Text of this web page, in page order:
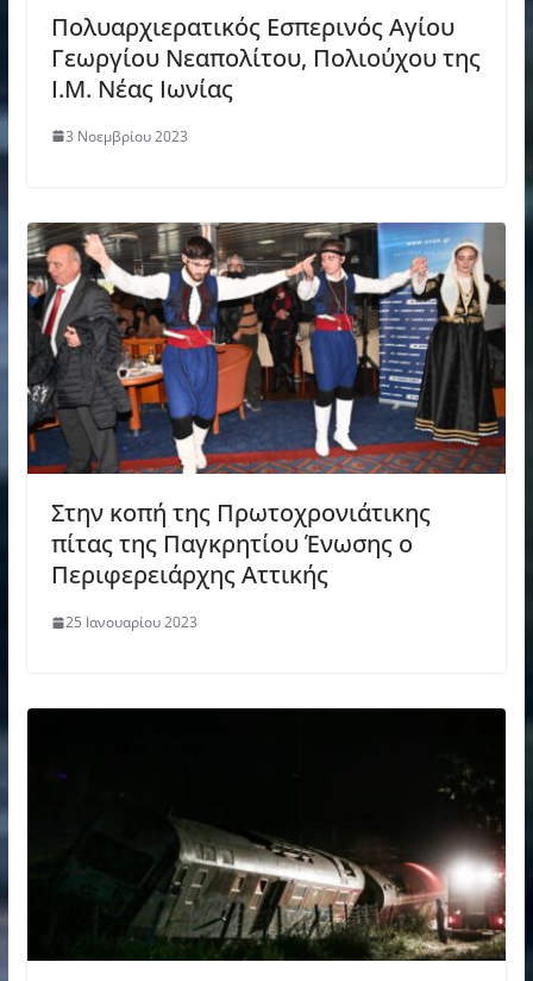
Πολυαρχιερατικός Εσπερινός Αγίου
Γεωργίου Νεαπολίτου, Πολιούχου της
Ι.Μ. Νέας Ιωνίας
3 Νοεμβρίου 2023
Στην κοπή της Πρωτοχρονιάτικης
πίτας της Παγκρητίου Ένωσης ο
Περιφερειάρχης Αττικής
25 Ιανουαρίου 2023